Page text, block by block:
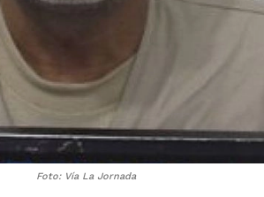
Foto: Vía La Jornada